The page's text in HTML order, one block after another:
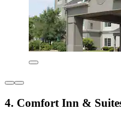
4. Comfort Inn &